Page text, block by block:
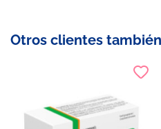
Otros clientes